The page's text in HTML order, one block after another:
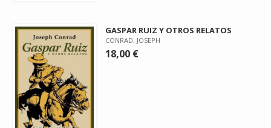
GASPAR RUIZ Y OTROS RELATOS
CONRAD, JOSEPH
18,00 €